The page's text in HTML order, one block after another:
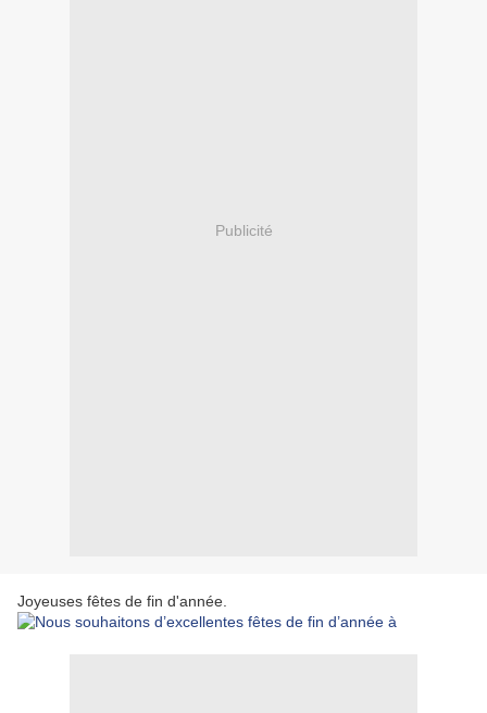
Publicité
Joyeuses fêtes de fin d'année.